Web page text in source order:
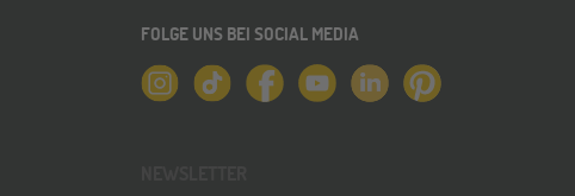
FOLGE UNS BEI SOCIAL MEDIA